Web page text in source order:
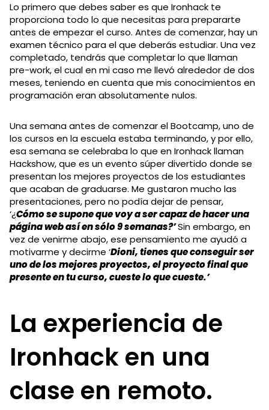
Lo primero que debes saber es que Ironhack te
proporciona todo lo que necesitas para prepararte
antes de empezar el curso. Antes de comenzar, hay un
examen técnico para el que deberás estudiar. Una vez
completado, tendrás que completar lo que llaman
pre-work, el cual en mi caso me llevó alrededor de dos
meses, teniendo en cuenta que mis conocimientos en
programación eran absolutamente nulos.
Una semana antes de comenzar el Bootcamp, uno de
los cursos en la escuela estaba terminando, y por ello,
esa semana se celebraba lo que en Ironhack llaman
Hackshow, que es un evento súper divertido donde se
presentan los mejores proyectos de los estudiantes
que acaban de graduarse. Me gustaron mucho las
presentaciones, pero no podía dejar de pensar,
‘¿Cómo se supone que voy a ser capaz de hacer una
página web así en sólo 9 semanas?’Sin embargo, en
vez de venirme abajo, ese pensamiento me ayudó a
motivarme y decirme ‘Dioni, tienes que conseguir ser
uno de los mejores proyectos, el proyecto final que
presente en tu curso, cueste lo que cueste.’
La experiencia de
Ironhack en una
clase en remoto.